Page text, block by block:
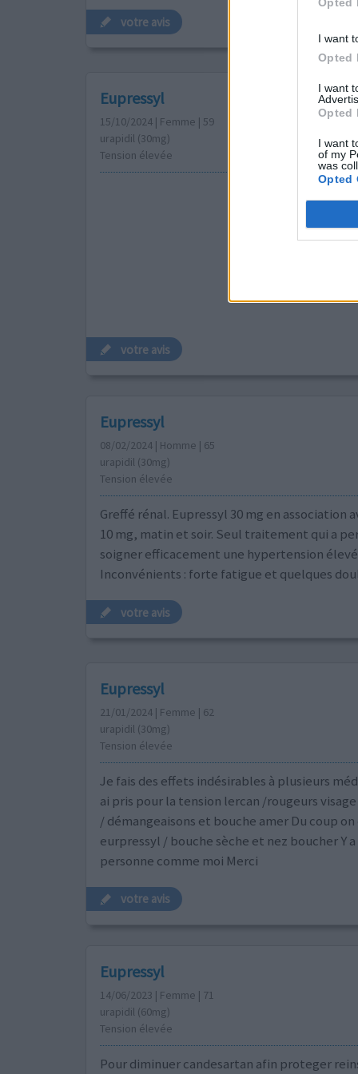
I want
Opted
I want
Opted
I want
of my
was
Opted
votre avis
Eupressyl
15/10/2024 | Femme | 59
urapidil (30mg)
Tension élevée
votre avis
Eupressyl
08/02/2024 | Homme | 65
urapidil (30mg)
Tension élevée
Greffé rénal. Eupressyl 30 mg en association
10 mg, matin et soir. Seul traitement qui a
soigner efficacement une hypertension
Inconvénients : forte fatigue et quelques
votre avis
Eupressyl
21/01/2024 | Femme | 62
urapidil (30mg)
Tension élevée
Je fais des effets indésirables à plusieurs
ai pris pour la tension lercan /rougeurs
/ démangeaisons et bouche amer Du coup on
eurpressyl / bouche sèche et nez boucher Y
personne comme moi Merci
votre avis
Eupressyl
14/06/2023 | Femme | 71
urapidil (60mg)
Tension élevée
Pour diminuer candesartan afin proteger